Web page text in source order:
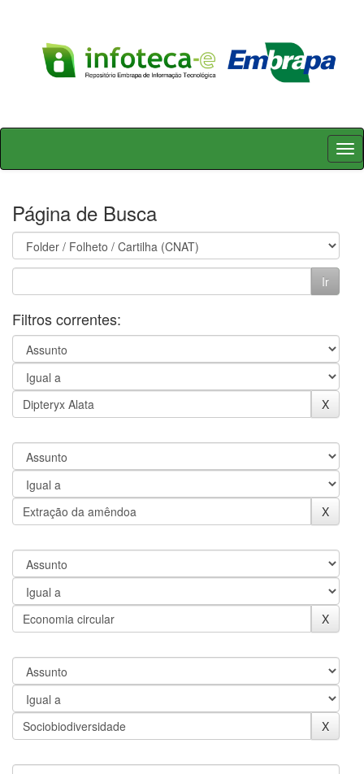
Skip
Página de Busca
Filtros correntes: